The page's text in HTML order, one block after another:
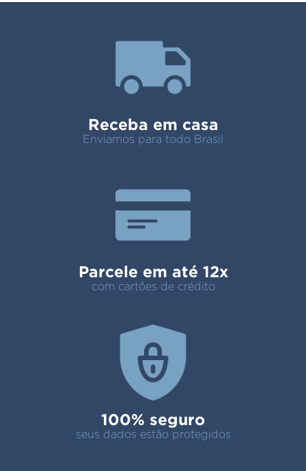
Receba em casa
Enviamos para todo Brasil
Parcele em até 12x
com cartões de crédito
100% seguro
seus dados estão protegidos